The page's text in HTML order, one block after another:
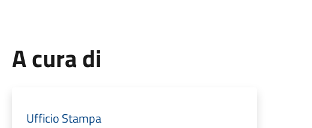
A cura di
Ufficio Stampa